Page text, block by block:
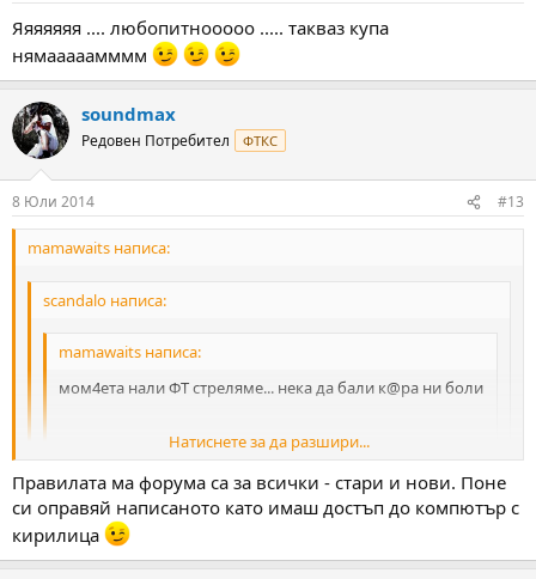
Яяяяяяя .... любопитнооооо ..... такваз купа
нямааааамммм
soundmax
Редовен Потребител ФТКС
8 Юли 2014 #13
mamawaits написа:
scandalo написа:
mamawaits написа:
мом4ета нали ФТ стреляме... нека да бали к@ра ни боли
@някои да пише ника ми правилно в саита
Натиснете за да разшири...
Ха ха ха и аз така мисля Алекс нека си вали нали е ФТ.
Ще ти го ооправя ника ей сега как беше Монарх ли
Натиснете за да разшири...
2 imam i to po 50 kila ednoto zna4i 100 kila v gastite axaxaxax xaide
Натиснете за да разшири...
Правилата ма форума са за всички - стари и нови. Поне
си оправяй написаното като имаш достъп до компютър с
кирилица